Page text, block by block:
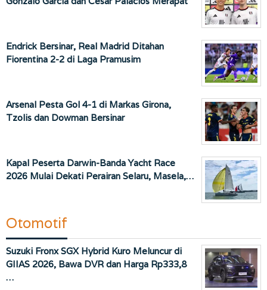
Endrick Bersinar, Real Madrid Ditahan
Fiorentina 2-2 di Laga Pramusim
Arsenal Pesta Gol 4-1 di Markas Girona,
Tzolis dan Dowman Bersinar
Kapal Peserta Darwin-Banda Yacht Race
2026 Mulai Dekati Perairan Selaru, Masela,…
Otomotif
Suzuki Fronx SGX Hybrid Kuro Meluncur di
GIIAS 2026, Bawa DVR dan Harga Rp333,8
…